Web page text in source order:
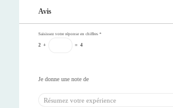
Avis
Saisissez votre réponse en chiffres *
2 + = 4